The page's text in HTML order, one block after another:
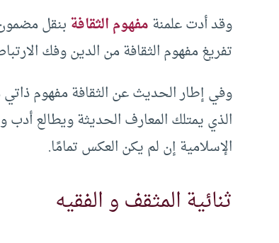
وقد أدت علمنةمفهوم الثقافةبنقل
تفريغ مفهوم الثقافة من الدين وفك
وفي إطار الحديث عن الثقافة مفهوم
الذي يمتلك المعارف الحديثة ويطالع
الإسلامية إن لم يكن العكس تمامًا.
ثنائية المثقف و الفقيه